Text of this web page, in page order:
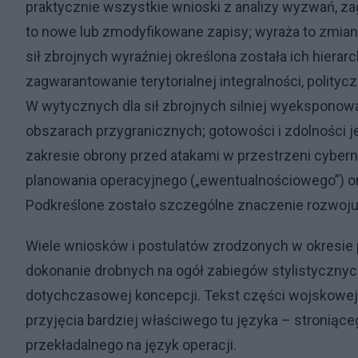
praktycznie wszystkie wnioski z analizy wyzwań,
to nowe lub zmodyfikowane zapisy; wyraża to
sił zbrojnych wyraźniej określona została ich
zagwarantowanie terytorialnej integralności,
W wytycznych dla sił zbrojnych silniej
obszarach przygranicznych; gotowości i zdolności
zakresie obrony przed atakami w przestrzeni
planowania operacyjnego („ewentualnościowego”)
Podkreślone zostało szczególne znaczenie
Wiele wniosków i postulatów zrodzonych w
dokonanie drobnych na ogół zabiegów
dotychczasowej koncepcji. Tekst części wojskowej
przyjęcia bardziej właściwego tu języka –
przekładalnego na język operacji.